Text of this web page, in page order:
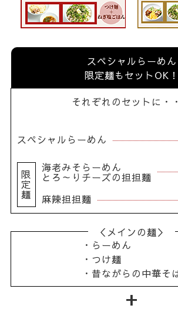
スペシャルらーめん
限定麺もセットOK！
それぞれのセットに・
スペシャルらーめん
限
定
麺
海老みそらーめん
とろ～りチーズの担担麵
麻辣担担麵
＜メインの麺＞
・らーめん
・つけ麺
・昔ながらの中華そ